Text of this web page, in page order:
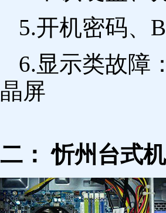
5.开机密码、
6.显示类故障
晶屏
二： 忻州台式